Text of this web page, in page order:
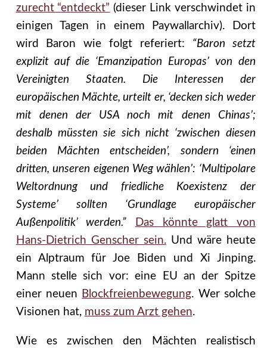
zurecht “entdeckt” (dieser Link verschwindet in
einigen Tagen in einem Paywallarchiv). Dort
wird Baron wie folgt referiert: “Baron setzt
explizit auf die ‘Emanzipation Europas’ von den
Vereinigten Staaten. Die Interessen der
europäischen Mächte, urteilt er, ‘decken sich weder
mit denen der USA noch mit denen Chinas’;
deshalb müssten sie sich nicht ‘zwischen diesen
beiden Mächten entscheiden’, sondern ‘einen
dritten, unseren eigenen Weg wählen’: ‘Multipolare
Weltordnung und friedliche Koexistenz der
Systeme’ sollten ‘Grundlage europäischer
Außenpolitik’ werden.”
Das könnte glatt von
Hans-Dietrich Genscher sein.Und wäre heute
ein Alptraum für Joe Biden und Xi Jinping.
Mann stelle sich vor: eine EU an der Spitze
einer neuen Blockfreienbewegung. Wer solche
Visionen hat, muss zum Arzt gehen.
Wie es zwischen den Mächten realistisch